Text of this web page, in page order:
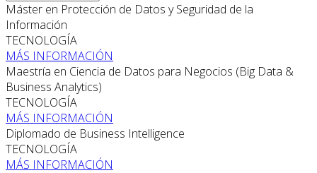
Máster en Protección de Datos y Seguridad de la
Información
TECNOLOGÍA
MÁS INFORMACIÓN
Maestría en Ciencia de Datos para Negocios (Big Data &
Business Analytics)
TECNOLOGÍA
MÁS INFORMACIÓN
Diplomado de Business Intelligence
TECNOLOGÍA
MÁS INFORMACIÓN